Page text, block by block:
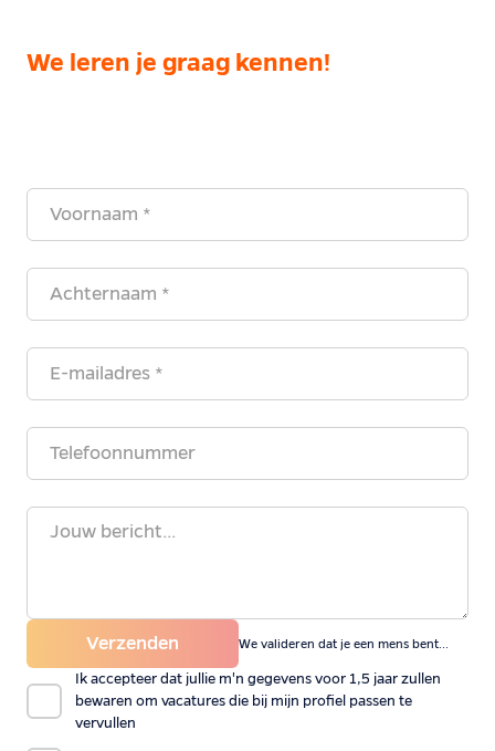
We leren je graag kennen!
Verzenden We valideren dat je een mens bent...
Ik accepteer dat jullie m'n gegevens voor 1,5 jaar zullen
bewaren om vacatures die bij mijn profiel passen te
vervullen